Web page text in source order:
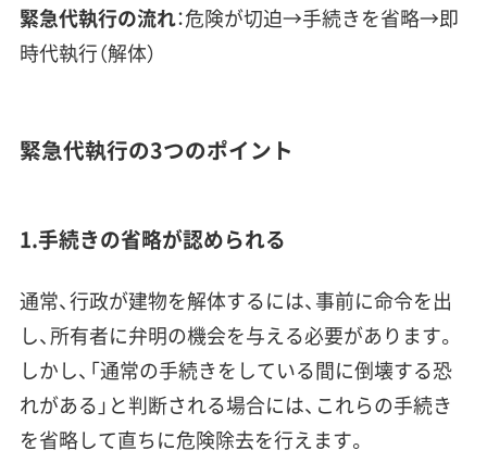
緊急代執行の流れ：危険が切迫→手続きを省略→即
時代執行（解体）
緊急代執行の3つのポイント
1.手続きの省略が認められる
通常、行政が建物を解体するには、事前に命令を出
し、所有者に弁明の機会を与える必要があります。
しかし、「通常の手続きをしている間に倒壊する恐
れがある」と判断される場合には、これらの手続き
を省略して直ちに危険除去を行えます。